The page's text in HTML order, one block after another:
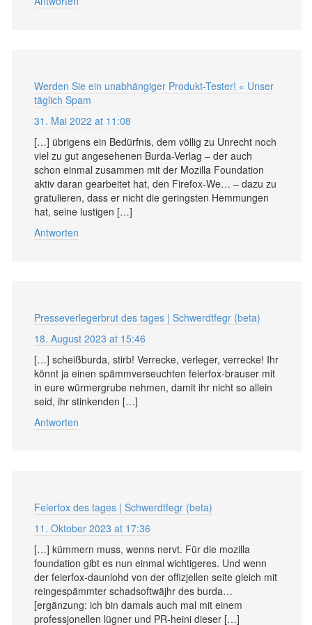
Werden Sie ein unabhängiger Produkt-Tester! « Unser
täglich Spam
31. Mai 2022 at 11:08
[…] übrigens ein Bedürfnis, dem völlig zu Unrecht noch
viel zu gut angesehenen Burda-Verlag – der auch
schon einmal zusammen mit der Mozilla Foundation
aktiv daran gearbeitet hat, den Firefox-We… – dazu zu
gratulieren, dass er nicht die geringsten Hemmungen
hat, seine lustigen […]
Antworten
Presseverlegerbrut des tages | Schwerdtfegr (beta)
18. August 2023 at 15:46
[…] scheißburda, stirb! Verrecke, verleger, verrecke! Ihr
könnt ja einen spämmverseuchten feierfox-brauser mit
in eure würmergrube nehmen, damit ihr nicht so allein
seid, ihr stinkenden […]
Antworten
Feierfox des tages | Schwerdtfegr (beta)
11. Oktober 2023 at 17:36
[…] kümmern muss, wenns nervt. Für die mozilla
foundation gibt es nun einmal wichtigeres. Und wenn
der feierfox-daunlohd von der offizjellen seite gleich mit
reingespämmter schadsoftwäjhr des burda…
[ergänzung: ich bin damals auch mal mit einem
professjonellen lügner und PR-heini dieser […]